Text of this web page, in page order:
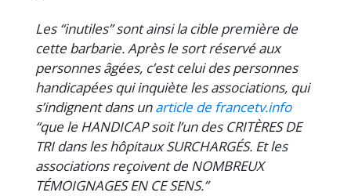
Les “inutiles” sont ainsi la cible première de
cette barbarie. Après le sort réservé aux
personnes âgées, c’est celui des personnes
handicapées qui inquiète les associations, qui
s’indignent dans unarticle de francetv.info
“que le HANDICAP soit l’un des CRITÈRES DE
TRI dans les hôpitaux SURCHARGÉS. Et les
associations reçoivent de NOMBREUX
TÉMOIGNAGES EN CE SENS.”